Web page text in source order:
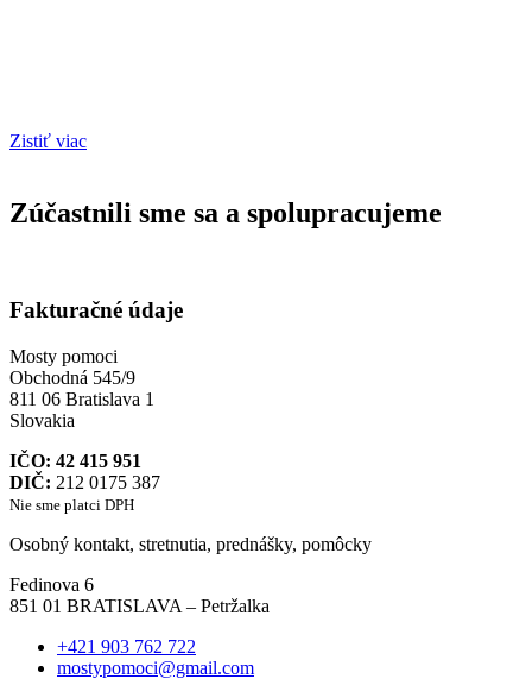
Zistiť viac
Zúčastnili sme sa a spolupracujeme
Fakturačné údaje
Mosty pomoci
Obchodná 545/9
811 06 Bratislava 1
Slovakia
IČO: 42 415 951
DIČ: 212 0175 387
Nie sme platci DPH
Osobný kontakt, stretnutia, prednášky, pomôcky
Fedinova 6
851 01 BRATISLAVA – Petržalka
+421 903 762 722
mostypomoci@gmail.com